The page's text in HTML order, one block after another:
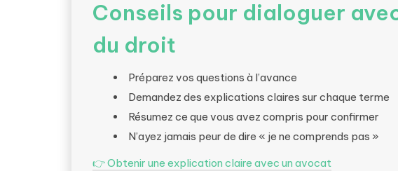
Conseils pour dialoguer
du droit
Préparez vos questions à l’avance
Demandez des explications claires sur chaque terme
Résumez ce que vous avez compris pour confirmer
N’ayez jamais peur de dire « je ne comprends pas »
👉 Obtenir une explication claire avec un avocat